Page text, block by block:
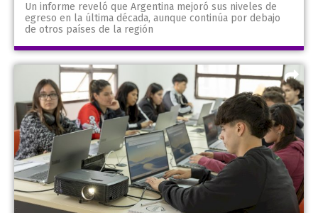
Un informe reveló que Argentina mejoró sus niveles de
egreso en la última década, aunque continúa por debajo
de otros países de la región